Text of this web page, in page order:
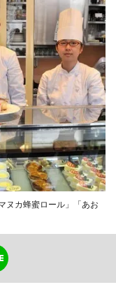
ヌカ蜂蜜ロール」「あお